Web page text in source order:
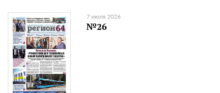
7 июля 2026
№26